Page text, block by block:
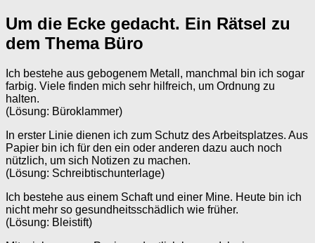
Um die Ecke gedacht. Ein Rätsel zu
dem Thema Büro
Ich bestehe aus gebogenem Metall, manchmal bin ich sogar
farbig. Viele finden mich sehr hilfreich, um Ordnung zu
halten.
(Lösung: Büroklammer)
In erster Linie dienen ich zum Schutz des Arbeitsplatzes. Aus
Papier bin ich für den ein oder anderen dazu auch noch
nützlich, um sich Notizen zu machen.
(Lösung: Schreibtischunterlage)
Ich bestehe aus einem Schaft und einer Mine. Heute bin ich
nicht mehr so gesundheitsschädlich wie früher.
(Lösung: Bleistift)